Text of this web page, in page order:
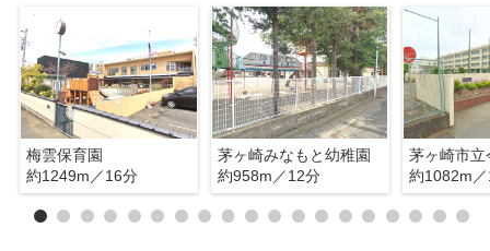
梅雲保育園
約1249m／16分
茅ヶ崎みなもと幼稚園
約958m／12分
茅ヶ崎市立
約1082m